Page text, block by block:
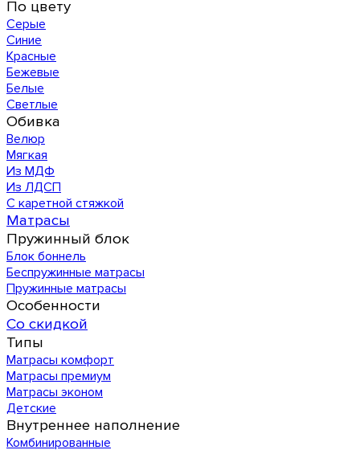
По цвету
Серые
Синие
Красные
Бежевые
Белые
Светлые
Обивка
Велюр
Мягкая
Из МДФ
Из ЛДСП
С каретной стяжкой
Матрасы
Пружинный блок
Блок боннель
Беспружинные матрасы
Пружинные матрасы
Особенности
Со скидкой
Типы
Матрасы комфорт
Матрасы премиум
Матрасы эконом
Детские
Внутреннее наполнение
Комбинированные